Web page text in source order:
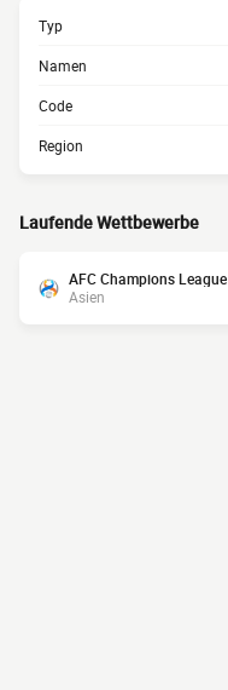
Typ
Namen
Code
Region
Laufende Wettbewerbe
AFC Champions League
Asien